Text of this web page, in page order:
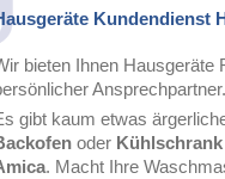
Kundendienst
bieten Ihnen Hausgeräte
Ansprechpartner.
gibt kaum etwas
oder Kühlschrank
. Macht Ihre